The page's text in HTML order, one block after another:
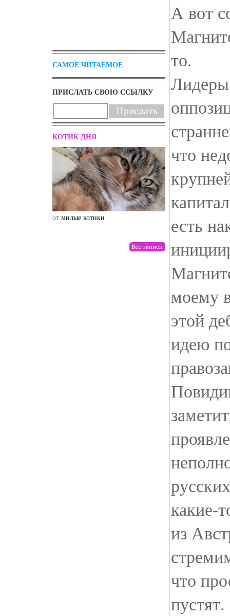
САМОЕ ЧИТАЕМОЕ
ПРИСЛАТЬ СВОЮ ССЫЛКУ
КОТИК ДНЯ
от милые котики
А вот
то.
что
есть
моему
этой
идею
какие-
из
что
пустят.